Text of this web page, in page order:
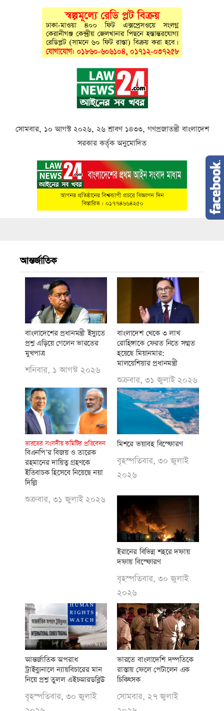
সোমবার, ১০ আগস্ট ২০২৬, ২৬ শ্রাবণ ১৪৩৩, গণপ্রজাতন্ত্রী বাংলাদেশ
সরকার কর্তৃক অনুমোদিত
আন্তর্জাতিক
বাংলাদেশের প্রধানমন্ত্রী ইস্যুতে
প্রশ্ন এড়িয়ে গেলেন ভারতের
মুখপাত্র
শনিবার, ১ আগস্ট ২০২৬
বাংলাদেশ থেকে ৩ লাখ
রোহিঙ্গাকে ফেরত নিতে সম্মত
হয়েছে মিয়ানমার:
মালয়েশিয়ার প্রধানমন্ত্রী
শুক্রবার, ৩১ জুলাই ২০২৬
ভারতের সংসদীয় কমিটির প্রতিবেদন
বিএনপি’র বিজয় ও তারেক
রহমানের দায়িত্ব গ্রহণকে
ইতিবাচক হিসেবে নিয়েছে নয়া
দিল্লি
শুক্রবার, ৩১ জুলাই ২০২৬
মিশরে ভয়াবহ বিস্ফোরণ
বৃহস্পতিবার, ৩০ জুলাই
২০২৬
ইরানের বিভিন্ন শহরে দফায়
দফায় বিস্ফোরণ
বৃহস্পতিবার, ৩০ জুলাই
২০২৬
আন্তর্জাতিক অপরাধ
ট্রাইব্যুনালে ন্যায়বিচারের মান
নিয়ে প্রশ্ন তুলল এইচআরডব্লিউ
বৃহস্পতিবার, ৩০ জুলাই
ভারতে বাংলাদেশি দম্পতিকে
রাস্তায় ফেলে পেটালেন এক
চিকিৎসক
সোমবার, ২৭ জুলাই